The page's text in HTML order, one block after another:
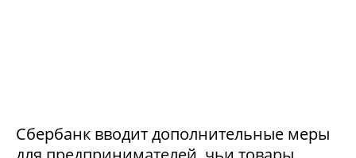
Сбербанк вводит дополнительные меры